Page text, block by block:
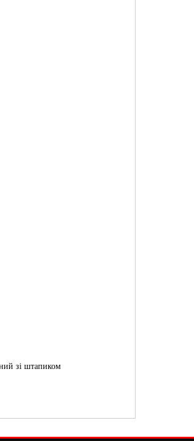
зі штапиком